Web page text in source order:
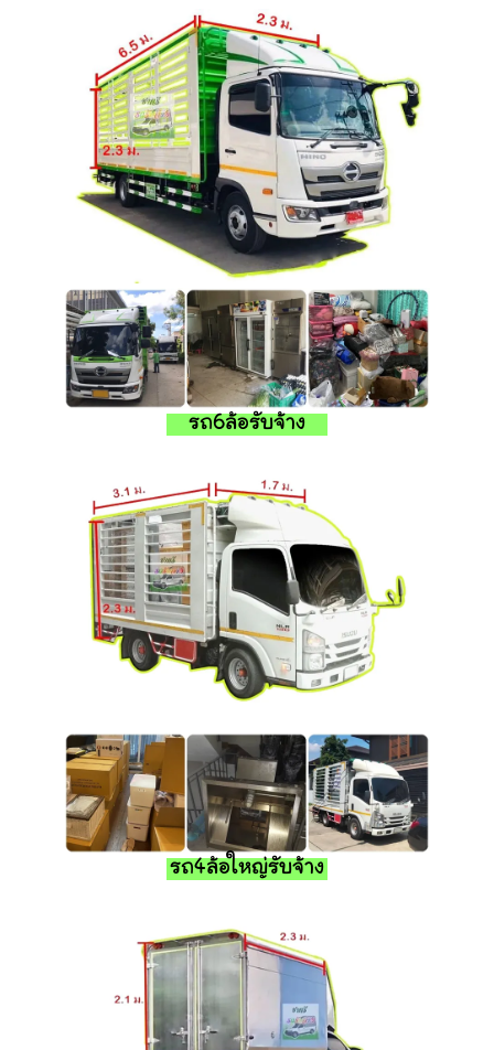
รถ6ล้อรับจ้าง
รถ4ล้อใหญ่รับจ้าง